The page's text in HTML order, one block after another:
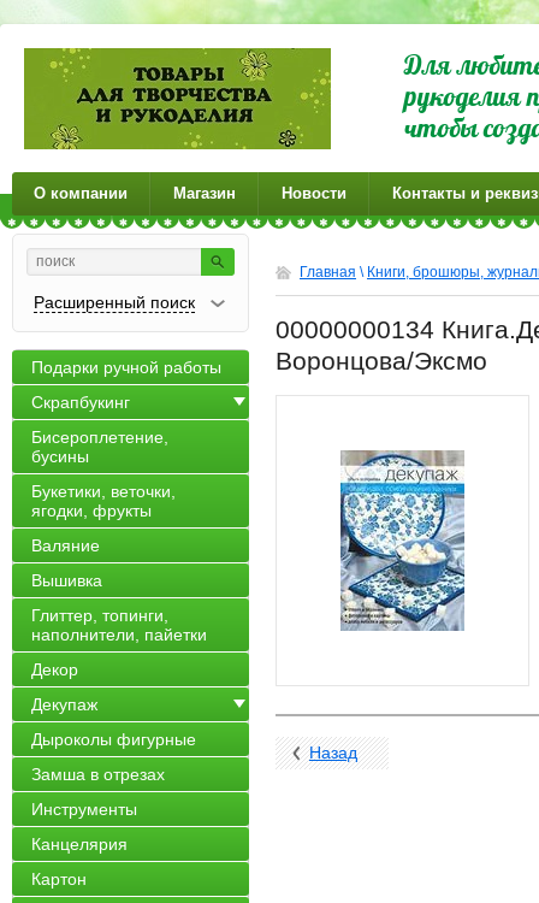
Для
рукоделия
чтобы
О компании Магазин Новости Контакты и
Расширенный поиск
Подарки ручной работы
Скрапбукинг
Бисероплетение,
бусины
Букетики, веточки,
ягодки, фрукты
Валяние
Вышивка
Глиттер, топинги,
наполнители, пайетки
Декор
Декупаж
Дыроколы фигурные
Замша в отрезах
Инструменты
Канцелярия
Картон
Главная \ Книги, брошюры,
00000000134
Воронцова/Эксмо
Назад